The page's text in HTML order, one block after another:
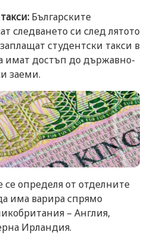
Българските
следването си след лятото
студентски такси в
имат достъп до държавно-
заеми.
определя от отделните
има варира спрямо
– Англия,
Ирландия.